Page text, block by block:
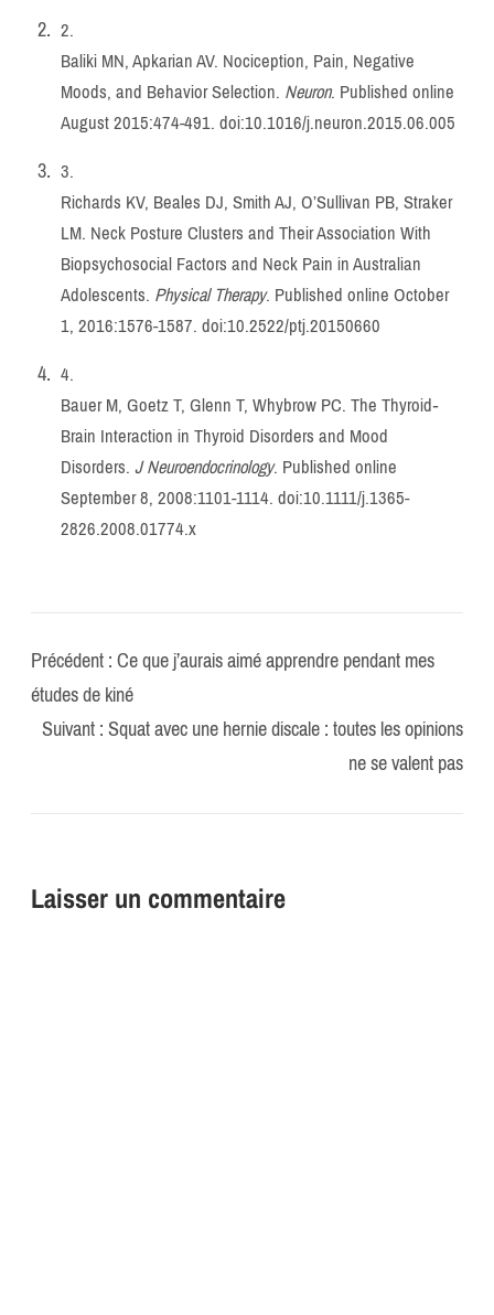
2.
Baliki MN, Apkarian AV. Nociception, Pain, Negative
Moods, and Behavior Selection.Neuron. Published online
August 2015:474-491. doi:10.1016/j.neuron.2015.06.005
3.
Richards KV, Beales DJ, Smith AJ, O’Sullivan PB, Straker
LM. Neck Posture Clusters and Their Association With
Biopsychosocial Factors and Neck Pain in Australian
Adolescents.Physical Therapy. Published online October
1, 2016:1576-1587. doi:10.2522/ptj.20150660
4.
Bauer M, Goetz T, Glenn T, Whybrow PC. The Thyroid‐
Brain Interaction in Thyroid Disorders and Mood
Disorders.J Neuroendocrinology. Published online
September 8, 2008:1101-1114. doi:10.1111/j.1365-
2826.2008.01774.x
Précédent :Ce que j’aurais aimé apprendre pendant mes
études de kiné
Suivant :Squat avec une hernie discale : toutes les opinions
ne se valent pas
Laisser un commentaire